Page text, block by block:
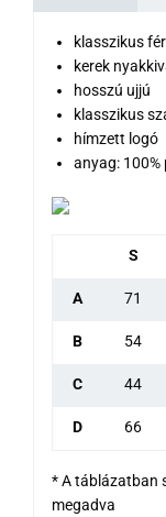
klasszikus
kerek
hosszú ujjú
klasszikus
hímzett logó
anyag: 100%
S
A 71
B 54
C 44
D 66
* A táblázatban
megadva